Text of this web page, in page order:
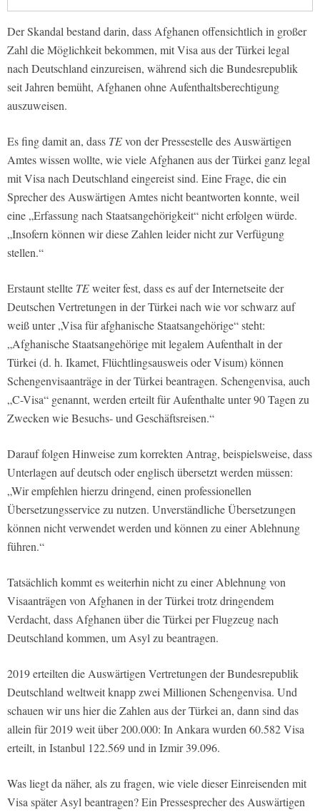
Der Skandal bestand darin, dass Afghanen offensichtlich in großer
Zahl die Möglichkeit bekommen, mit Visa aus der Türkei legal
nach Deutschland einzureisen, während sich die Bundesrepublik
seit Jahren bemüht, Afghanen ohne Aufenthaltsberechtigung
auszuweisen.
Es fing damit an, dass TEvon der Pressestelle des Auswärtigen
Amtes wissen wollte, wie viele Afghanen aus der Türkei ganz legal
mit Visa nach Deutschland eingereist sind. Eine Frage, die ein
Sprecher des Auswärtigen Amtes nicht beantworten konnte, weil
eine „Erfassung nach Staatsangehörigkeit“ nicht erfolgen würde.
„Insofern können wir diese Zahlen leider nicht zur Verfügung
stellen.“
Erstaunt stellte TEweiter fest, dass es auf der Internetseite der
Deutschen Vertretungen in der Türkei nach wie vor schwarz auf
weiß unter „Visa für afghanische Staatsangehörige“ steht:
„Afghanische Staatsangehörige mit legalem Aufenthalt in der
Türkei (d. h. Ikamet, Flüchtlingsausweis oder Visum) können
Schengenvisaanträge in der Türkei beantragen. Schengenvisa, auch
„C-Visa“ genannt, werden erteilt für Aufenthalte unter 90 Tagen zu
Zwecken wie Besuchs- und Geschäftsreisen.“
Darauf folgen Hinweise zum korrekten Antrag, beispielsweise, dass
Unterlagen auf deutsch oder englisch übersetzt werden müssen:
„Wir empfehlen hierzu dringend, einen professionellen
Übersetzungsservice zu nutzen. Unverständliche Übersetzungen
können nicht verwendet werden und können zu einer Ablehnung
führen.“
Tatsächlich kommt es weiterhin nicht zu einer Ablehnung von
Visaanträgen von Afghanen in der Türkei trotz dringendem
Verdacht, dass Afghanen über die Türkei per Flugzeug nach
Deutschland kommen, um Asyl zu beantragen.
2019 erteilten die Auswärtigen Vertretungen der Bundesrepublik
Deutschland weltweit knapp zwei Millionen Schengenvisa. Und
schauen wir uns hier die Zahlen aus der Türkei an, dann sind das
allein für 2019 weit über 200.000: In Ankara wurden 60.582 Visa
erteilt, in Istanbul 122.569 und in Izmir 39.096.
Was liegt da näher, als zu fragen, wie viele dieser Einreisenden mit
Visa später Asyl beantragen? Ein Pressesprecher des Auswärtigen